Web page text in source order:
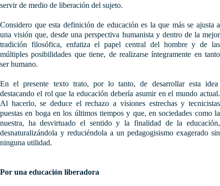
servir de medio de liberación del sujeto.
Considero que esta definición de educación es la que más se ajusta a
una visión que, desde una perspectiva humanista y dentro de la mejor
tradición filosófica, enfatiza el papel central del hombre y de las
múltiples posibilidades que tiene, de realizarse íntegramente en tanto
ser humano.
En el presente texto trato, por lo tanto, de desarrollar esta idea
destacando el rol que la educación debería asumir en el mundo actual.
Al hacerlo, se deduce el rechazo a visiones estrechas y tecnicistas
puestas en boga en los últimos tiempos y que, en sociedades como la
nuestra, ha desvirtuado el sentido y la finalidad de la educación,
desnaturalizándola y reduciéndola a un pedagogisismo exagerado sin
ninguna utilidad.
Por una educación liberadora